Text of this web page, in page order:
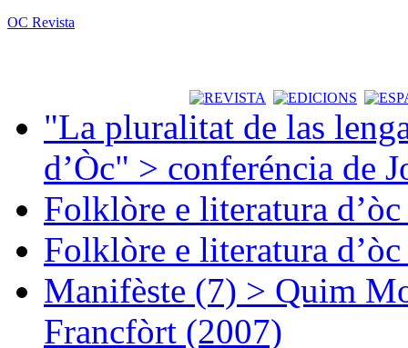
OC Revista
"La pluralitat de las
d’Òc" > conferéncia de
Folklòre e literatura
Folklòre e literatura
Manifèste (7) > Quim
Francfòrt (2007)